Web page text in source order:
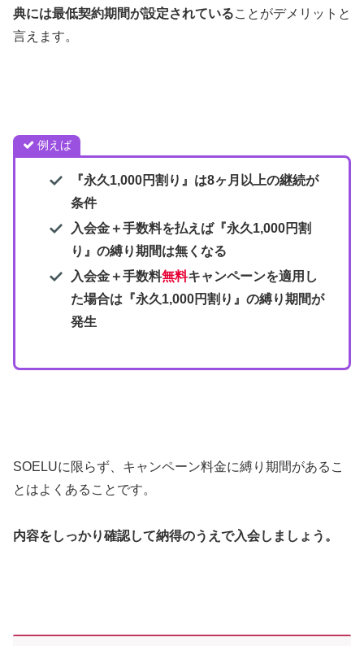
典には最低契約期間が設定されていることがデメリットと
言えます。
例えば
『永久1,000円割り』は8ヶ月以上の継続が
条件
入会金＋手数料を払えば『永久1,000円割
り』 の縛り期間は無くなる
入会金＋手数料無料キャンペーンを適用し
た場合は 『永久1,000円割り』 の縛り期間が
発生
SOELUに限らず、キャンペーン料金に縛り期間があるこ
とはよくあることです。
内容をしっかり確認して納得のうえで入会しましょう。